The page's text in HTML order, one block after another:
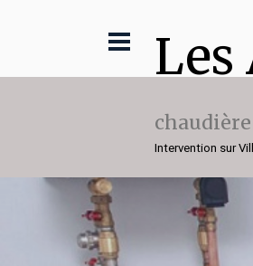
Les
Intervention sur